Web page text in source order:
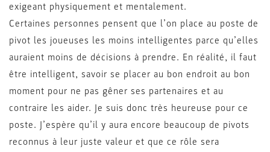
exigeant physiquement et mentalement.
Certaines personnes pensent que l’on place au poste de
pivot les joueuses les moins intelligentes parce qu’elles
auraient moins de décisions à prendre. En réalité, il faut
être intelligent, savoir se placer au bon endroit au bon
moment pour ne pas gêner ses partenaires et au
contraire les aider. Je suis donc très heureuse pour ce
poste. J’espère qu’il y aura encore beaucoup de pivots
reconnus à leur juste valeur et que ce rôle sera